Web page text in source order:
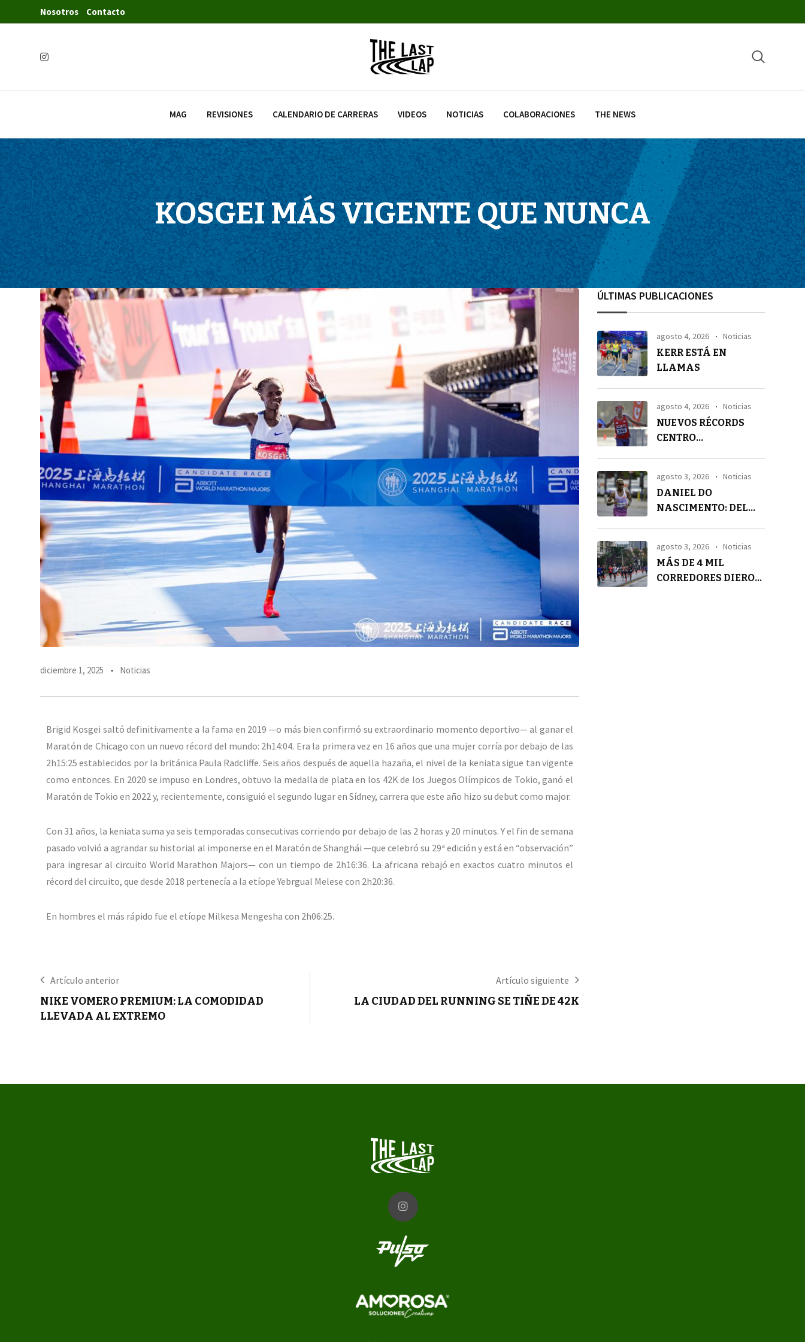
Nosotros Contacto
MAG REVISIONES CALENDARIO DE CARRERAS VIDEOS NOTICIAS COLABORACIONES THE NEWS
KOSGEI MÁS VIGENTE QUE NUNCA
diciembre 1, 2025 Noticias
Brigid Kosgei saltó definitivamente a la fama en 2019 —o más bien confirmó su extraordinario momento deportivo— al ganar el
Maratón de Chicago con un nuevo récord del mundo: 2h14:04. Era la primera vez en 16 años que una mujer corría por debajo de las
2h15:25 establecidos por la británica Paula Radcliffe. Seis años después de aquella hazaña, el nivel de la keniata sigue tan vigente
como entonces. En 2020 se impuso en Londres, obtuvo la medalla de plata en los 42K de los Juegos Olímpicos de Tokio, ganó el
Maratón de Tokio en 2022 y, recientemente, consiguió el segundo lugar en Sídney, carrera que este año hizo su debut como major.
Con 31 años, la keniata suma ya seis temporadas consecutivas corriendo por debajo de las 2 horas y 20 minutos. Y el fin de semana
pasado volvió a agrandar su historial al imponerse en el Maratón de Shanghái —que celebró su 29ª edición y está en “observación”
para ingresar al circuito World Marathon Majors— con un tiempo de 2h16:36. La africana rebajó en exactos cuatro minutos el
récord del circuito, que desde 2018 pertenecía a la etíope Yebrgual Melese con 2h20:36.
En hombres el más rápido fue el etíope Milkesa Mengesha con 2h06:25.
Artículo anterior
NIKE VOMERO PREMIUM: LA COMODIDAD
LLEVADA AL EXTREMO
Artículo siguiente
LA CIUDAD DEL RUNNING SE TIÑE DE 42K
ÚLTIMAS PUBLICACIONES
agosto 4, 2026 Noticias
KERR ESTÁ EN
LLAMAS
agosto 4, 2026 Noticias
NUEVOS RÉCORDS
CENTRO
agosto 3, 2026 Noticias
DANIEL DO
NASCIMENTO: DEL
agosto 3, 2026 Noticias
MÁS DE 4 MIL
CORREDORES DIERON